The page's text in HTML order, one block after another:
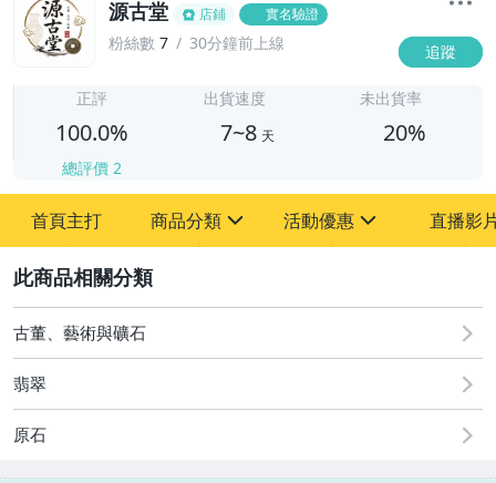
源古堂 店鋪 實名驗證
粉絲數 7 30分鐘前上線 追蹤
正評
100.0%
總評價 2
出貨速度
7~8 天
未出貨率
20%
首頁主打 商品分類
其它
活動優惠
[全店] 周年慶
[全店] 粉絲專享
直播影
古董、藝術與礦石
翡翠
原石